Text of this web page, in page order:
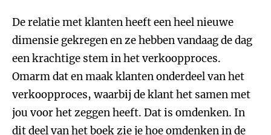
De relatie met klanten heeft een heel nieuwe
dimensie gekregen en ze hebben vandaag de dag
een krachtige stem in het verkoopproces.
Omarm dat en maak klanten onderdeel van het
verkoopproces, waarbij de klant het samen met
jou voor het zeggen heeft. Dat is omdenken. In
dit deel van het boek zie je hoe omdenken in de